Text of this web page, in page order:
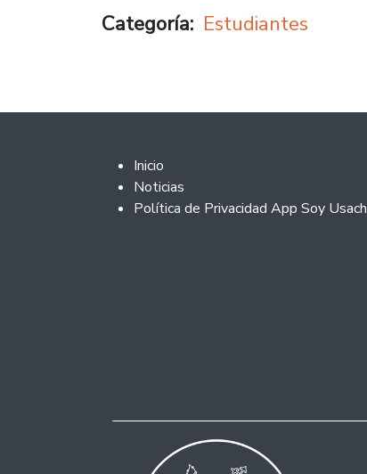
Categoría Estudiantes
Footer 2
Inicio
Noticias
Política de Privacidad App Soy Usach